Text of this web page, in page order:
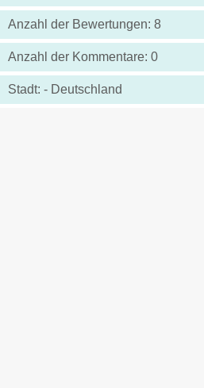
Anzahl der Bewertungen: 8
Anzahl der Kommentare: 0
Stadt: - Deutschland